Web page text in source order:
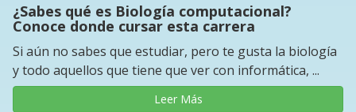
¿Sabes qué es Biología computacional?
Conoce donde cursar esta carrera
Si aún no sabes que estudiar, pero te gusta la biología
y todo aquellos que tiene que ver con informática, ...
Leer Más